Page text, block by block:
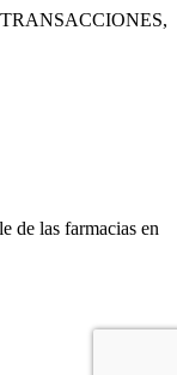
de las farmacias en